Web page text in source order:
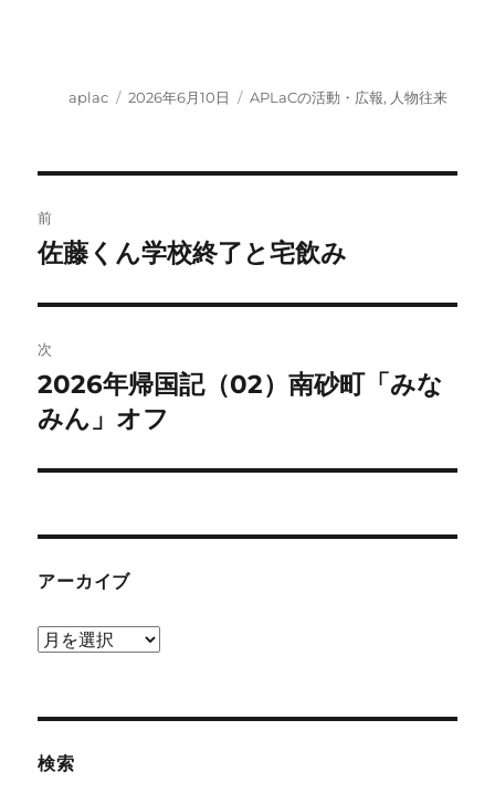
投
aplac
投
2026年6月10日
カ
APLaCの活動・広報, 人物往来
稿
ビ
ゲ
ー
シ
ン
前
前
投
稿:
佐藤くん学校終了と宅飲み
次
次
の
稿:
2026年帰国記（02）南砂町「みな
みん」オフ
アーカイブ
ア
ブ
検索